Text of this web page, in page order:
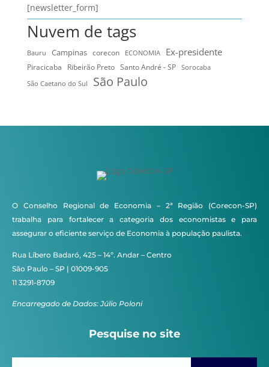
[newsletter_form]
Nuvem de tags
Bauru Campinas corecon ECONOMIA Ex-presidente
Piracicaba Ribeirão Preto Santo André - SP
Sorocaba
São Caetano do Sul
São Paulo
O Conselho Regional de Economia – 2ª Região (Corecon-SP)
trabalha para fortalecer a categoria dos economistas e para
assegurar o eficiente serviço de Economia à população paulista.
Rua Líbero Badaró, 425 – 14º. Andar – Centro
São Paulo – SP | 01009-905
11 3291-8709
Encarregado de Dados: Júlio Poloni
Pesquise no site